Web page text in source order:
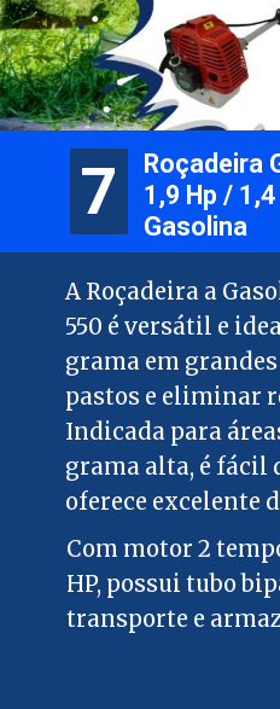
Roçadeira
1,9 Hp /
Gasolina
A Roçadeira a
550 é versátil e
grama em
pastos e eliminar
Indicada para
grama alta, é fácil
oferece excelente
7
7
Com motor 2
HP, possui tubo
transporte e